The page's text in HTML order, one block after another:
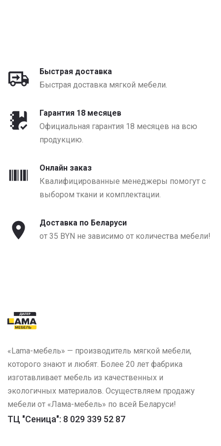
Быстрая доставка
Быстрая доставка мягкой мебели.
Гарантия 18 месяцев
Официальная гарантия 18 месяцев на всю
продукцию.
Онлайн заказ
Квалифицированные менеджеры помогут с
выбором ткани и комплектации.
Доставка по Беларуси
от 35 BYN не зависимо от количества мебели!
«Lama-мебель» — производитель мягкой мебели,
которого знают и любят. Более 20 лет фабрика
изготавливает мебель из качественных и
экологичных материалов. Осуществляем продажу
мебели от «Лама-мебель» по всей Беларуси!
ТЦ "Сеница": 8 029 339 52 87